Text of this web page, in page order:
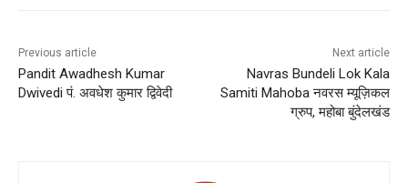
Previous article
Pandit Awadhesh Kumar
Dwivedi पं. अवधेश कुमार द्विवेदी
Next article
Navras Bundeli Lok Kala
Samiti Mahoba नवरस म्यूज़िकल
ग्रुप, महोबा बुंदेलखंड